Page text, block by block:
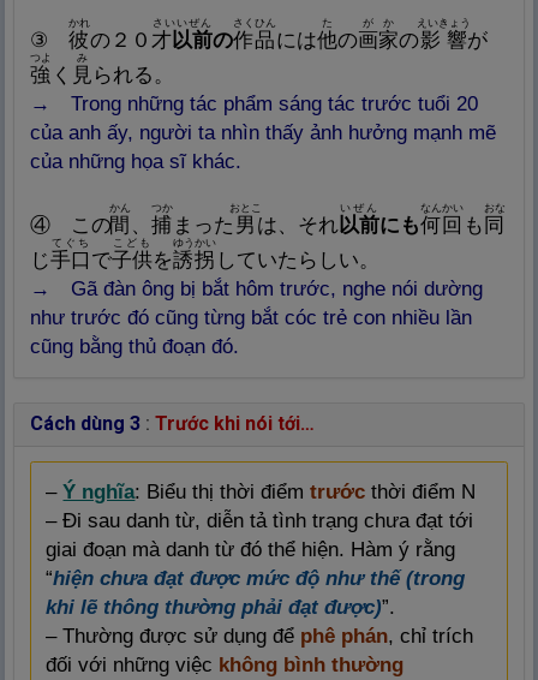
③ 彼
Nghĩa: Bên kia, kẻ khác, đối
かれ
の２０ 才以前
khi
さいいぜん
の作品
Nghĩa: Đồ vật, cái hay, phấm
さくひん
には他
た
の画家
がか
の影 響
えいきょう
が
強
つよ
く 見
み
られる。
→ Trong những tác phẩm sáng tác trước tuổi 20
của anh ấy, người ta nhìn thấy ảnh hưởng mạnh mẽ
của những họa sĩ khác.
④ この間
Nghĩa: Khoảng, ở giữa, bên
かん
、 捕
つか
まった 男
おとこ
は、それ以前
khi
いぜん
にも何回
なんかい
も 同
おな
じ手口
てぐち
で子供
Nghĩa: Tùy tùng, hầu hạ, dâng
nạp
こども
を誘
Nghĩa: Sự mời, sự mời mọc, sự
拐
ゆうかい
していたらしい。
→ Gã đàn ông bị bắt hôm trước, nghe nói dường
như trước đó cũng từng bắt cóc trẻ con nhiều lần
cũng bằng thủ đoạn đó.
Cách dùng 3: Trước khi nói tới…
–Ý nghĩa: Biểu thị thời điểmtrước thời điểm N
– Đi sau danh từ, diễn tả tình trạng chưa đạt tới
giai đoạn mà danh từ đó thể hiện. Hàm ý rằng
“hiện chưa đạt được mức độ như thế (trong
khi lẽ thông thường phải đạt được)”.
– Thường được sử dụng để phê phán, chỉ trích
đối với những việc không bình thường